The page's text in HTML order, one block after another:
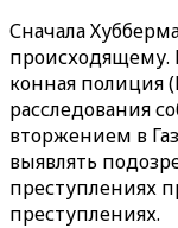
Сначала
происходящему.
конная полиция
расследования
вторжением в
выявлять
преступлениях
преступлениях.